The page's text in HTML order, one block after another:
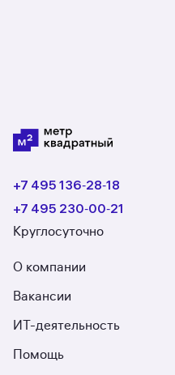
+7 495 136‑28‑18
+7 495 230‑00‑21
Круглосуточно
О компании
Вакансии
ИТ-деятельность
Помощь